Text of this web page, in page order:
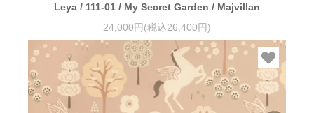
Leya / 111-01 / My Secret Garden / Majvillan
24,000円(税込26,400円)